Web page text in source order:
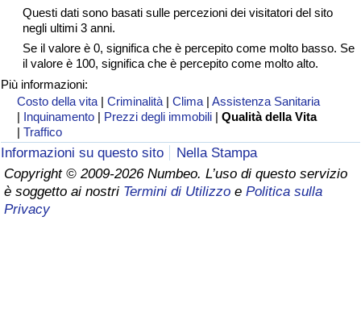
Questi dati sono basati sulle percezioni dei visitatori del sito
negli ultimi 3 anni.
Se il valore è 0, significa che è percepito come molto basso. Se
il valore è 100, significa che è percepito come molto alto.
Più informazioni:
Costo della vita |Criminalità |Clima |Assistenza Sanitaria
| Inquinamento | Prezzi degli immobili |Qualità della Vita
|Traffico
Informazioni su questo sito
Nella Stampa
Copyright © 2009-2026 Numbeo. L’uso di questo servizio
è soggetto ai nostri Termini di Utilizzo e Politica sulla
Privacy
Indice dell’Assistenza Sanitaria (Corrente)
Indice dell’Assistenza Sanitaria
Indice dell’Assistenza Sanitaria per
Nazione
Inquinamento
Indice dell’Inquinamento (Corrente)